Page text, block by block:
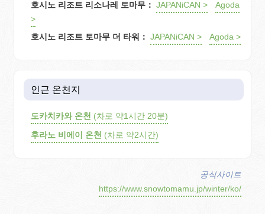
호시노 리조트 리소나레 토마무： JAPANiCAN >
Agoda
>
호시노 리조트 토마무 더 타워： JAPANiCAN > Agoda >
인근 온천지
도카치카와 온천 (차로 약1시간 20분)
후라노 비에이 온천 (차로 약2시간)
공식사이트
https://www.snowtomamu.jp/winter/ko/